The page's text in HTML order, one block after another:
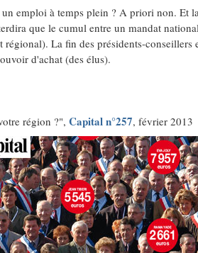
emploi à temps plein ? A priori non. Et
que le cumul entre un mandat
La fin des présidents-conseillers
d'achat (des élus).
région ?", Capital n°257, février 2013